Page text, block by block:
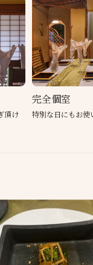
頂け
完全個室
特別な日にもお使